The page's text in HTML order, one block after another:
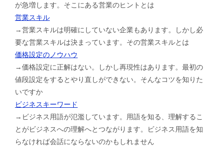
が急増します。そこにある営業のヒントとは
営業スキル
→営業スキルは明確にしていない企業もあります。しかし必
要な営業スキルは決まっています。その営業スキルとは
価格設定のノウハウ
→価格設定に正解はない。しかし再現性はあります。最初の
値段設定をするとやり直しができない。そんなコツを知りた
いですか
ビジネスキーワード
→ビジネス用語が氾濫しています。用語を知る、理解するこ
とがビジネスへの理解へとつながります。ビジネス用語を知
らなければ会話にならないのかもしれません